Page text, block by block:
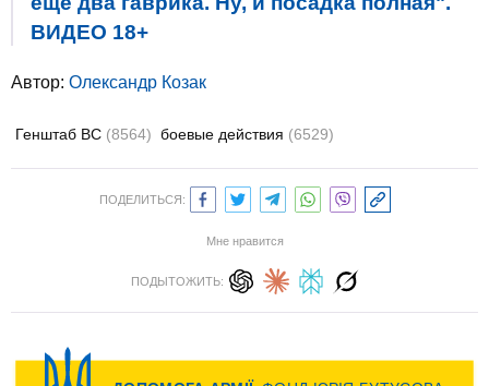
ВИДЕО 18+
Автор: Олександр Козак
Генштаб ВС (8564) боевые действия (6529)
ПОДЕЛИТЬСЯ:
Мне нравится
ПОДЫТОЖИТЬ: